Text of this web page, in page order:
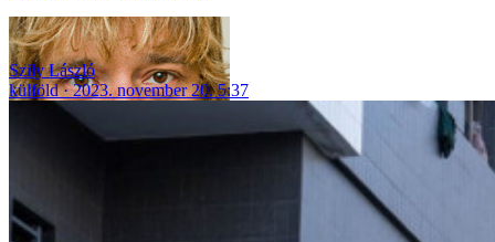
Szily László
külföld
2023. november 20. 5:37